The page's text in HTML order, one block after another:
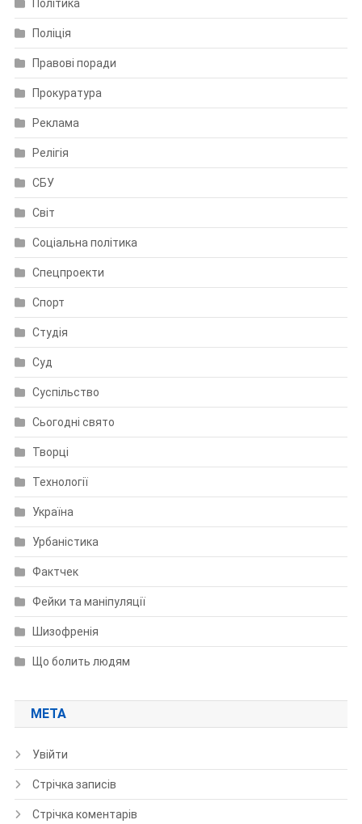
Політика
Поліція
Правові поради
Прокуратура
Реклама
Релігія
СБУ
Світ
Соціальна політика
Спецпроекти
Спорт
Студія
Суд
Суспільство
Сьогодні свято
Творці
Технології
Україна
Урбаністика
Фактчек
Фейки та маніпуляції
Шизофренія
Що болить людям
МЕТА
Увійти
Стрічка записів
Стрічка коментарів